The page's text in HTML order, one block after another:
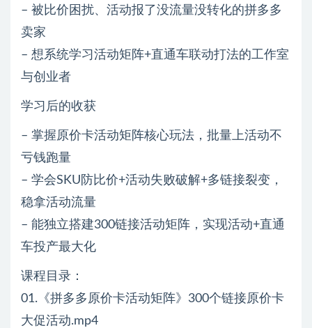
– 被比价困扰、活动报了没流量没转化的拼多多
卖家
– 想系统学习活动矩阵+直通车联动打法的工作室
与创业者
学习后的收获
– 掌握原价卡活动矩阵核心玩法，批量上活动不
亏钱跑量
– 学会SKU防比价+活动失败破解+多链接裂变，
稳拿活动流量
– 能独立搭建300链接活动矩阵，实现活动+直通
车投产最大化
课程目录：
01.《拼多多原价卡活动矩阵》300个链接原价卡
大促活动.mp4